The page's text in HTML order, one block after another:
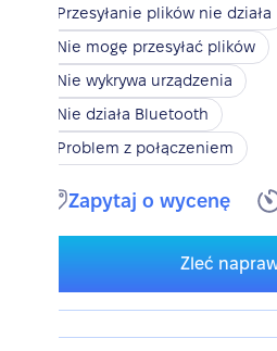
Przesyłanie plików nie działa
Nie mogę przesyłać plików
Nie wykrywa urządzenia
Nie działa Bluetooth
Problem z połączeniem
Zapytaj o wycenę
Zleć